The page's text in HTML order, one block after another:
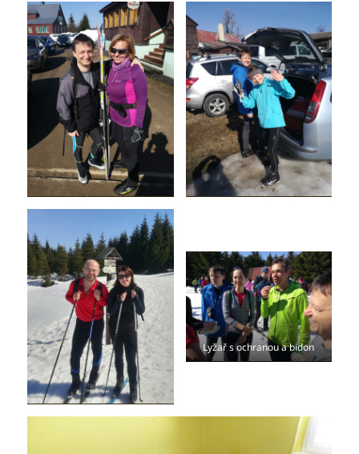
Lyžař s ochranou a bidon